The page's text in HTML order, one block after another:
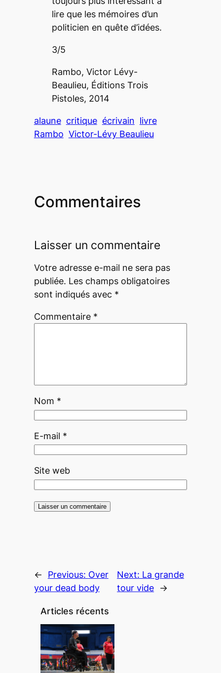
lire que les mémoires d’un
politicien en quête d’idées.
3/5
Rambo, Victor Lévy-
Beaulieu, Éditions Trois
Pistoles, 2014
alaune critique écrivain livre
Rambo Victor-Lévy Beaulieu
Commentaires
Laisser un commentaire
Votre adresse e-mail ne sera pas
publiée. Les champs obligatoires
sont indiqués avec *
Commentaire *
Nom *
E-mail *
Site web
← Previous: Over
your dead body
Next: La grande
tour vide
→
Articles récents